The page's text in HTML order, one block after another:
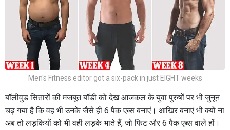
Men's Fitness editor got a six-pack in just EIGHT weeks
बॉलीवुड सितारों की मजबूत बॉडी को देख आजकल के युवा पुरुषों पर भी जुनून
चढ़ गया है कि वह भी उनके जैसे ही 6 पैक एब्‍स बनाएं। आखिर बनाएं भी क्‍यों‍ ना
अब तो लड़कियों को भी वही लड़के भाते हैं, जो फिट और 6 पैक एब्‍स वाले हों।